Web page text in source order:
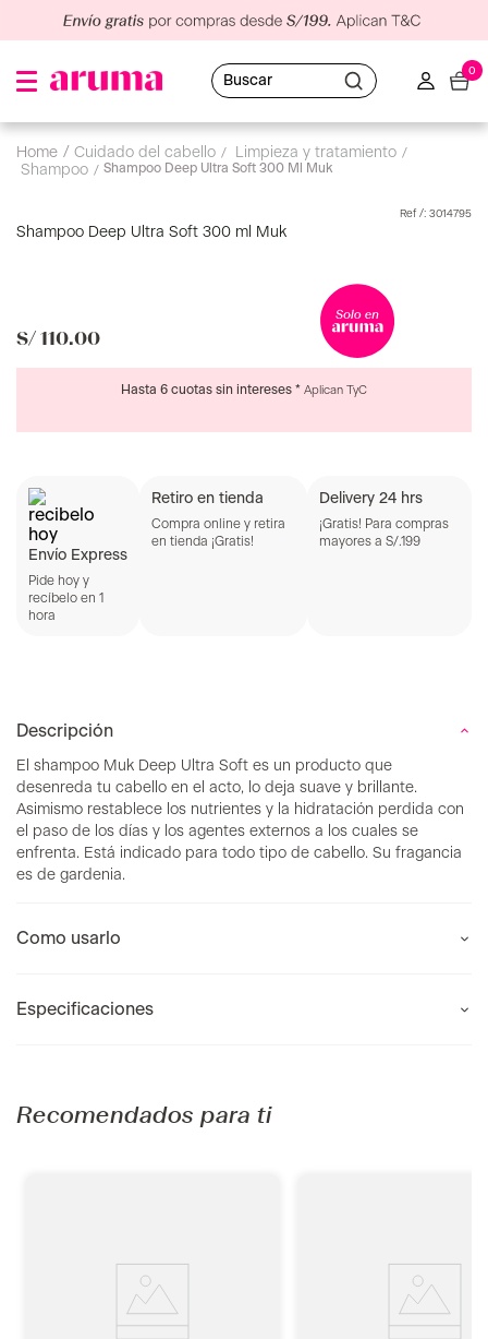
Buscar
0
cuidado del cabello
limpieza y tratamiento
shampoo
Shampoo Deep Ultra Soft 300 Ml Muk
: 3014795
Shampoo Deep Ultra Soft 300 ml Muk
S/ 110.00
Hasta 6 cuotas sin intereses * Aplican TyC
Envío Express
Pide hoy y
recíbelo en 1
hora
Retiro en tienda
Compra online y retira
en tienda ¡Gratis!
Delivery 24 hrs
¡Gratis! Para compras
mayores a S/.199
Descripción
El shampoo Muk Deep Ultra Soft es un producto que
desenreda tu cabello en el acto, lo deja suave y brillante.
Asimismo restablece los nutrientes y la hidratación perdida con
el paso de los días y los agentes externos a los cuales se
enfrenta. Está indicado para todo tipo de cabello. Su fragancia
es de gardenia.
Como usarlo
Especificaciones
Recomendados para ti